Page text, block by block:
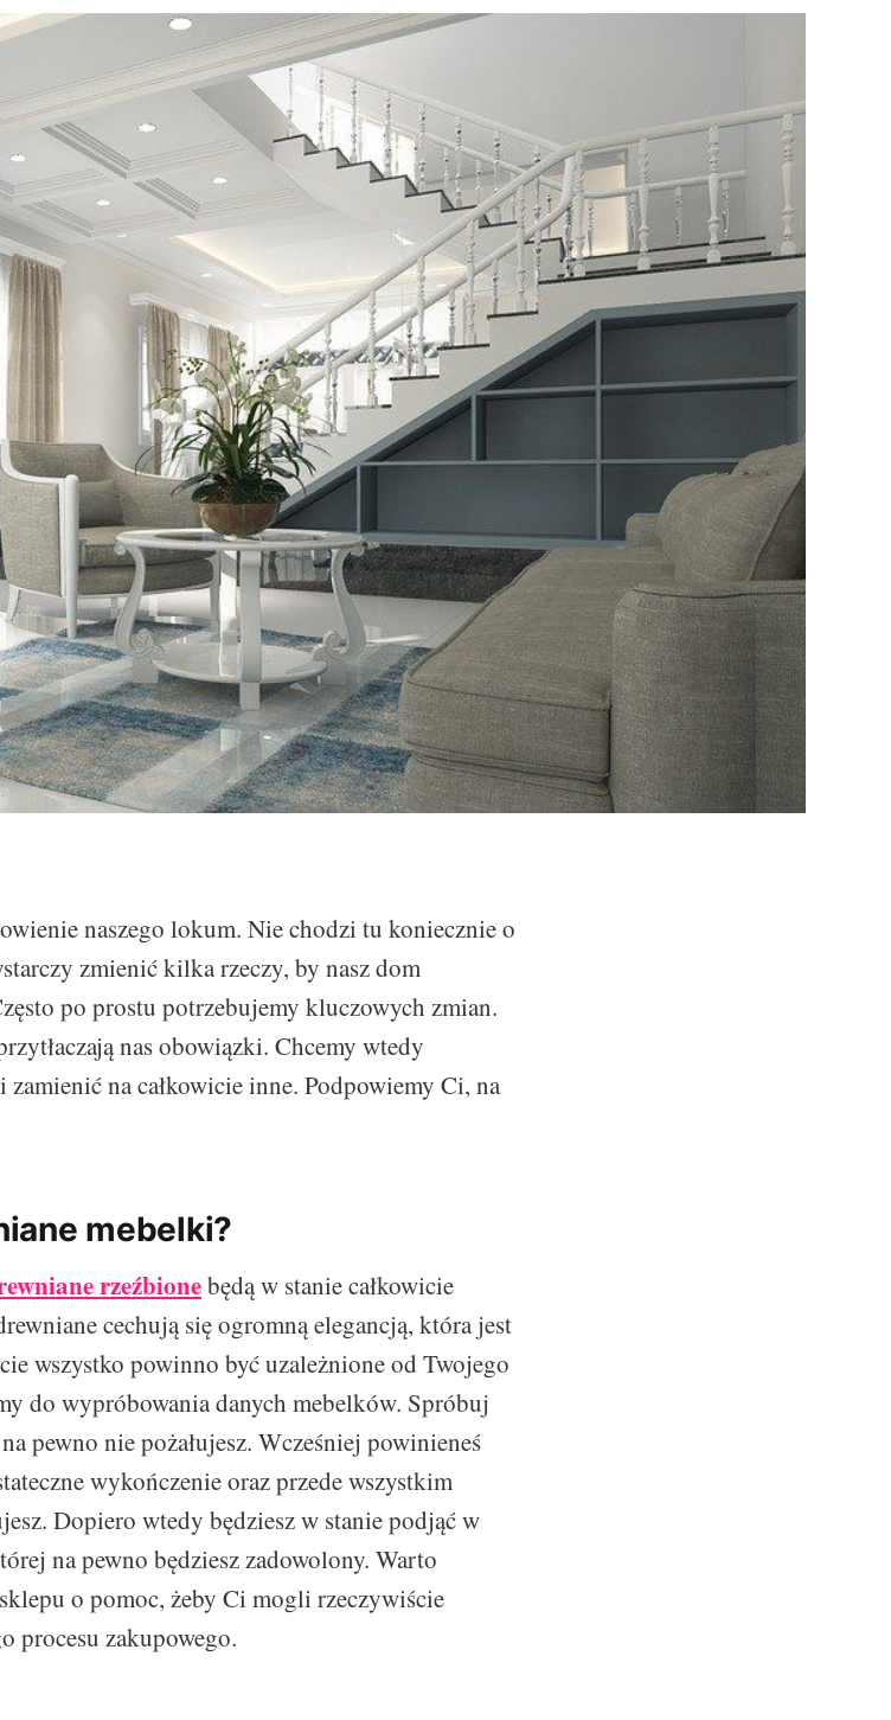
naszego lokum. Nie chodzi tu koniecznie o
zmienić kilka rzeczy, by nasz dom
po prostu potrzebujemy kluczowych zmian.
nas obowiązki. Chcemy wtedy
zamienić na całkowicie inne. Podpowiemy Ci, na
mebelki?
rzeźbionebędą w stanie całkowicie
cechują się ogromną elegancją, która jest
wszystko powinno być uzależnione od Twojego
do wypróbowania danych mebelków. Spróbuj
pewno nie pożałujesz. Wcześniej powinieneś
wykończenie oraz przede wszystkim
Dopiero wtedy będziesz w stanie podjąć w
na pewno będziesz zadowolony. Warto
o pomoc, żeby Ci mogli rzeczywiście
procesu zakupowego.